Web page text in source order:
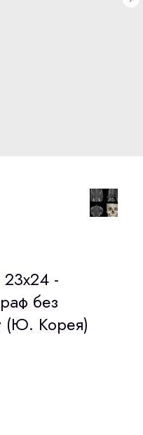
23x24 -
без
(Ю. Корея)